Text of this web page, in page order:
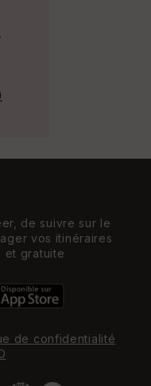
de suivre sur le
vos itinéraires
et gratuite
de confidentialité